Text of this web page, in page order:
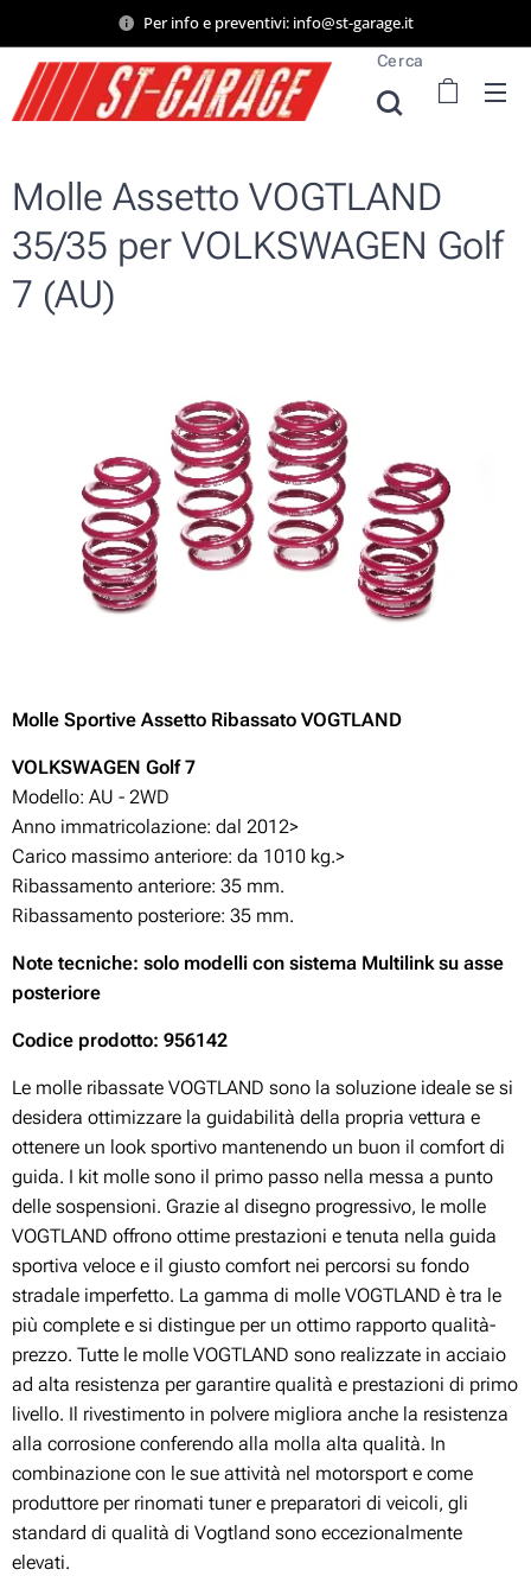
Per info e preventivi: info@st-garage.it
Cerca
Molle Assetto VOGTLAND
35/35 per VOLKSWAGEN Golf
7 (AU)
Molle Sportive Assetto Ribassato VOGTLAND
VOLKSWAGEN Golf 7
Modello: AU - 2WD
Anno immatricolazione: dal 2012>
Carico massimo anteriore: da 1010 kg.>
Ribassamento anteriore: 35 mm.
Ribassamento posteriore: 35 mm.
Note tecniche: solo modelli con sistema Multilink su asse
posteriore
Codice prodotto: 956142
Le molle ribassate VOGTLAND sono la soluzione ideale se si
desidera ottimizzare la guidabilità della propria vettura e
ottenere un look sportivo mantenendo un buon il comfort di
guida. I kit molle sono il primo passo nella messa a punto
delle sospensioni. Grazie al disegno progressivo, le molle
VOGTLAND offrono ottime prestazioni e tenuta nella guida
sportiva veloce e il giusto comfort nei percorsi su fondo
stradale imperfetto. La gamma di molle VOGTLAND è tra le
più complete e si distingue per un ottimo rapporto qualità-
prezzo. Tutte le molle VOGTLAND sono realizzate in acciaio
ad alta resistenza per garantire qualità e prestazioni di primo
livello. Il rivestimento in polvere migliora anche la resistenza
alla corrosione conferendo alla molla alta qualità. In
combinazione con le sue attività nel motorsport e come
produttore per rinomati tuner e preparatori di veicoli, gli
standard di qualità di Vogtland sono eccezionalmente
elevati.